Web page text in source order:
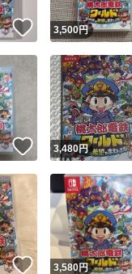
いいね！
3,500円
いいね！
3,480円
いいね！
3,580円